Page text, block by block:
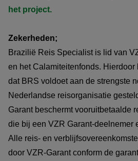
het project.
Zekerheden;
Brazilië Reis Specialist is lid van
en het Calamiteitenfonds. Hierdoor
dat BRS voldoet aan de strengste
Nederlandse reisorganisatie
Garant beschermt vooruitbetaalde
die bij een VZR Garant-deelnemer
Alle reis- en
door VZR-Garant conform de